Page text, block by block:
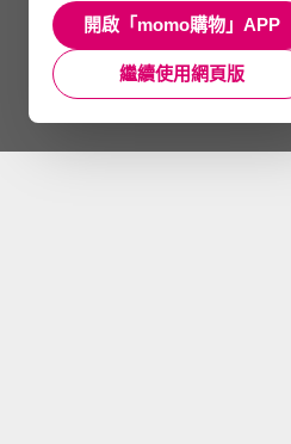
開啟「momo購物」APP
繼續使用網頁版